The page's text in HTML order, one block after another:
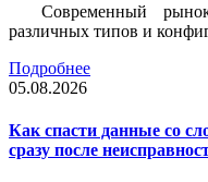
Современный
различных типов и
Подробнее
05.08.2026
Как спасти данные со
сразу после